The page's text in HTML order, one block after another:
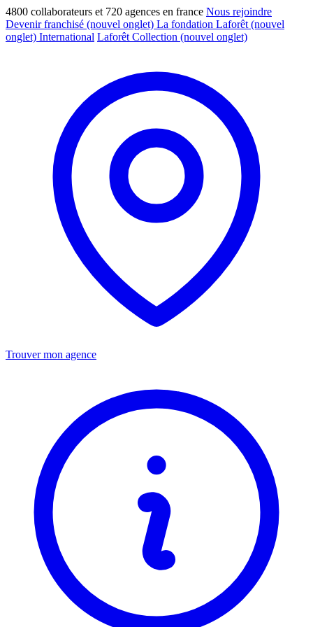
4800 collaborateurs et 720 agences en france Nous rejoindre
Devenir franchisé (nouvel onglet) La fondation Laforêt (nouvel
onglet) International Laforêt Collection (nouvel onglet)
Trouver mon agence